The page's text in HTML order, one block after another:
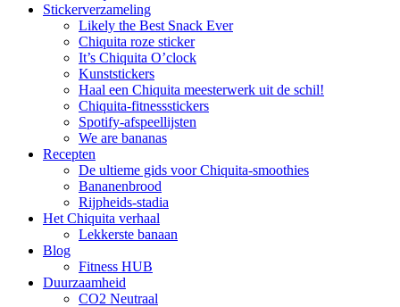
Stickerverzameling
Likely the Best Snack Ever
Chiquita roze sticker
It’s Chiquita O’clock
Kunststickers
Haal een Chiquita meesterwerk uit de schil!
Chiquita-fitnessstickers
Spotify-afspeellijsten
We are bananas
Recepten
De ultieme gids voor Chiquita-smoothies
Bananenbrood
Rijpheids-stadia
Het Chiquita verhaal
Lekkerste banaan
Blog
Fitness HUB
Duurzaamheid
CO2 Neutraal